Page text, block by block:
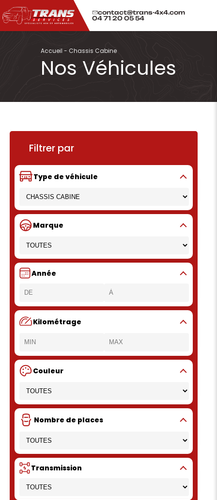
contact@trans-4x4.com
04 71 20 05 54
Accueil - Chassis Cabine
Nos Véhicules
Filtrer par
Type de véhicule
Marque
Année
Kilométrage
Couleur
Nombre de places
Transmission